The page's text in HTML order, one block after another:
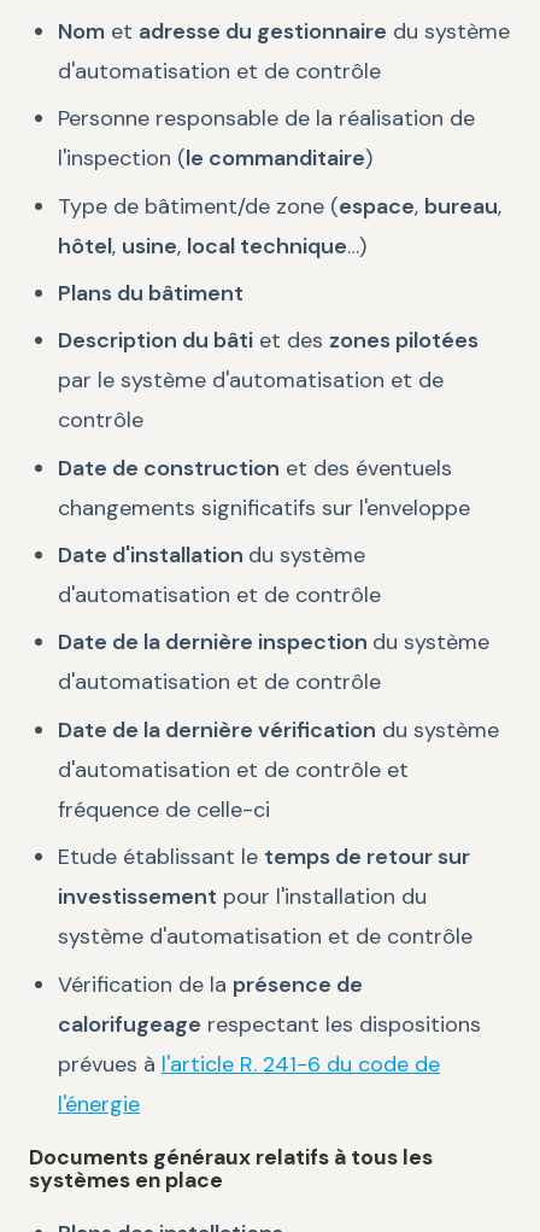
Nom et adresse du gestionnaire du système
d'automatisation et de contrôle
Personne responsable de la réalisation de
l'inspection (le commanditaire)
Type de bâtiment/de zone (espace, bureau,
hôtel, usine, local technique…)
Plans du bâtiment
Description du bâti et des zones pilotées
par le système d'automatisation et de
contrôle
Date de construction et des éventuels
changements significatifs sur l'enveloppe
Date d'installation du système
d'automatisation et de contrôle
Date de la dernière inspection du système
d'automatisation et de contrôle
Date de la dernière vérification du système
d'automatisation et de contrôle et
fréquence de celle-ci
Etude établissant le temps de retour sur
investissement pour l'installation du
système d'automatisation et de contrôle
Vérification de la présence de
calorifugeage respectant les dispositions
prévues à l'article R. 241-6 du code de
l'énergie
Documents généraux relatifs à tous les
systèmes en place